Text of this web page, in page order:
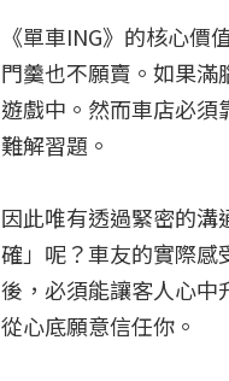
《單車ING》的核心
門羹也不願賣。如果
遊戲中。然而車店必
難解習題。
因此唯有透過緊密的
確」呢？車友的實際感
後，必須能讓客人心中
從心底願意信任你。